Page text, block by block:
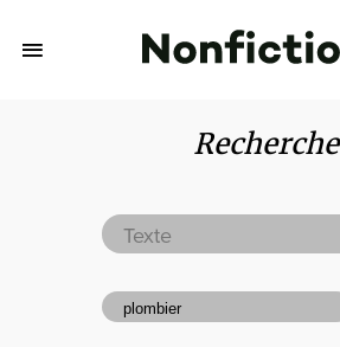
Recherche